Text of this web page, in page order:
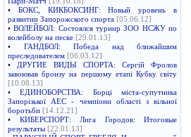
• БОКС, КИКБОКСИНГ: Новый уровень в
развитии Запорожского спорта [05.06.12]
•ВОЛЕЙБОЛ: Состоялся турнир ЗОО НСЖУ по
волейболу на песке [29.01.13]
• ГАНДБОЛ: Победа над ближайшим
преследователем [06.03.12]
• ДРУГИЕ ВИДЫ СПОРТА: Сергій Фролов
завоював бронзу на першому етапі Кубку світу
[10.08.13]
•ЕДИНОБОРСТВА: Борці міста-супутника
Запорізької АЕС - чемпіони області з вільної
боротьби [14.12.21]
• КИБЕРСПОРТ: Лига Городов: Итоговые
результаты [22.01.13]